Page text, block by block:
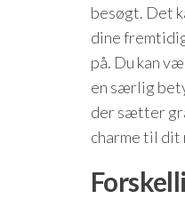
besøgt. Det
dine
på. Du kan
en særlig
der sætter
charme til dit